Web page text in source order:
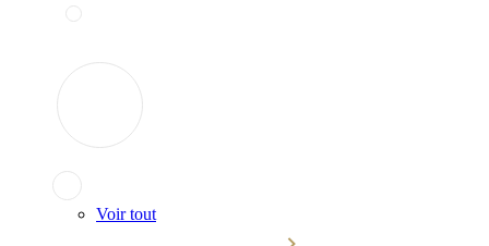
Voir tout